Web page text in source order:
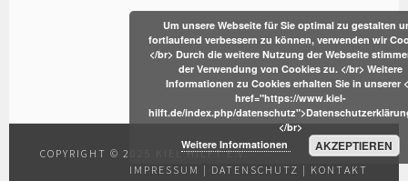
COPYRIGHT © 2025 KIEL HILFT E.V.
IMPRESSUM | DATENSCHUTZ | KONTAKT
Um unsere Webseite für Sie optimal zu gestalten
fortlaufend verbessern zu können, verwenden wir
</br> Durch die weitere Nutzung der Webseite
der Verwendung von Cookies zu. </br> Weitere
Informationen zu Cookies erhalten Sie in unserer
href="https://www.kiel-
hilft.de/index.php/
</br>
Weitere Informationen
AKZEPTIEREN